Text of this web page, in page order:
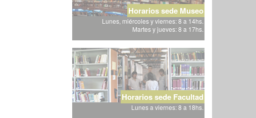
Horarios sede Museo
Lunes, miércoles y viernes: 8 a 14hs.
Martes y jueves: 8 a 17hs.
Horarios sede Facultad
Lunes a viernes: 8 a 18hs.